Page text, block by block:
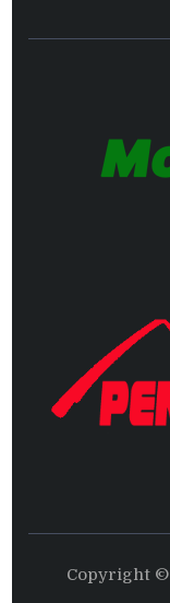
Copyright ©